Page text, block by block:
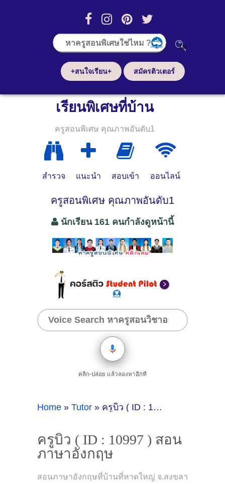
+สนใจเรียน+ สมัครติวเตอร์
เรียนพิเศษที่บ้าน
ครูสอนพิเศษ คุณภาพอันดับ1
สำรวจ แนะนำ สอบเข้า ออนไลน์
ครูสอนพิเศษ คุณภาพอันดับ1
นักเรียน 161 คนกำลังดูหน้านี้
คลิก-ปล่อย แล้วลองหาอีกที
Home » Tutor » ครูบิว ( ID : 10997 ) สอนภาษาอังกฤษ
ครูบิว ( ID : 10997 ) สอน
ภาษาอังกฤษ
สอนภาษาอังกฤษที่บ้านที่หาดใหญ่ จ.สงขลา